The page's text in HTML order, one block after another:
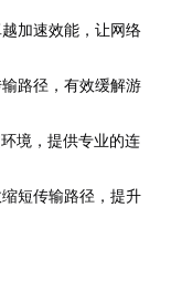
加速效能，让网络
路径，有效缓解游
境，提供专业的连
短传输路径，提升